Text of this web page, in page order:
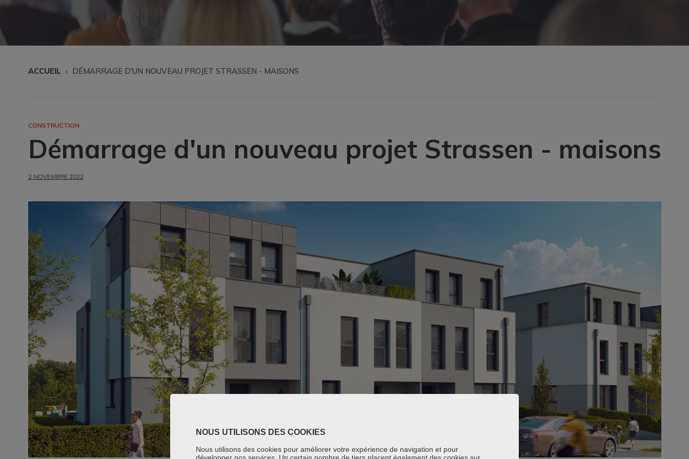
ACCUEIL DÉMARRAGE D'UN NOUVEAU PROJET STRASSEN - MAISONS
CONSTRUCTION
Démarrage d'un nouveau projet Strassen - maisons
2 NOVEMBRE 2022
NOUS UTILISONS DES COOKIES
Nous utilisons des cookies pour améliorer votre expérience de navigation et pour
développer nos services. Un certain nombre de tiers placent également des cookies sur